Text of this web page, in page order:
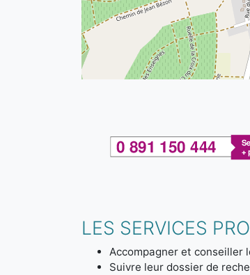
LES SERVICES
Accompagner et conseiller
Suivre leur dossier de